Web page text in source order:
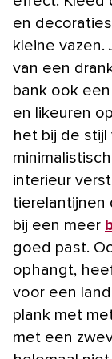
en
kleine vazen.
van een
bank ook
en likeuren
het bij de stijl
interieur
tierelantijnen
bij een meer
goed past.
ophangt,
voor een
plank met
met een